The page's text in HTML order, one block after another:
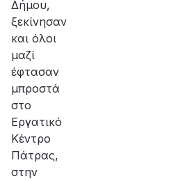
Δήμου,
ξεκίνησαν
και όλοι
μαζί
έφτασαν
μπροστά
στο
Εργατικό
Κέντρο
Πάτρας,
στην